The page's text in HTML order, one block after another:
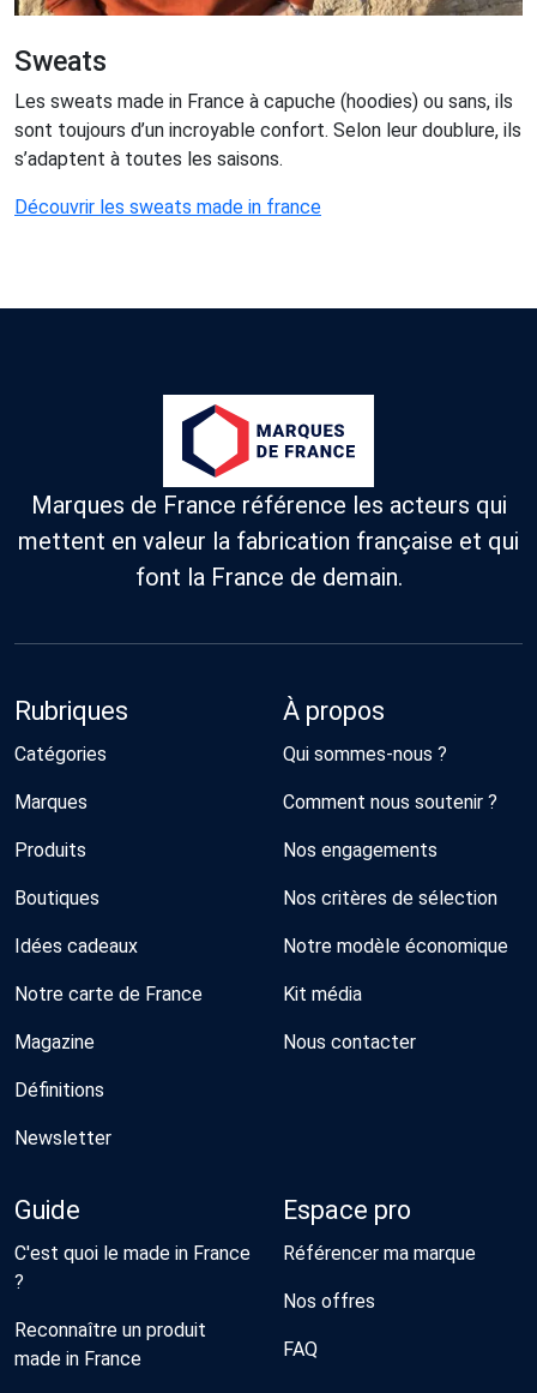
Sweats
Les sweats made in France à capuche (hoodies) ou sans, ils
sont toujours d’un incroyable confort. Selon leur doublure, ils
s’adaptent à toutes les saisons.
Découvrir les sweats made in france
Marques de France référence les acteurs qui
mettent en valeur la fabrication française et qui
font la France de demain.
Rubriques
Catégories
Marques
Produits
Boutiques
Idées cadeaux
Notre carte de France
Magazine
Définitions
Newsletter
À propos
Qui sommes-nous ?
Comment nous soutenir ?
Nos engagements
Nos critères de sélection
Notre modèle économique
Kit média
Nous contacter
Guide
C'est quoi le made in France
?
Reconnaître un produit
made in France
Espace pro
Référencer ma marque
Nos offres
FAQ